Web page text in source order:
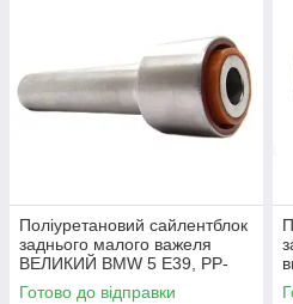
Поліуретановий сайлентблок
заднього малого важеля
ВЕЛИКИЙ BMW 5 E39, PP-
0313a
Готово до відправки